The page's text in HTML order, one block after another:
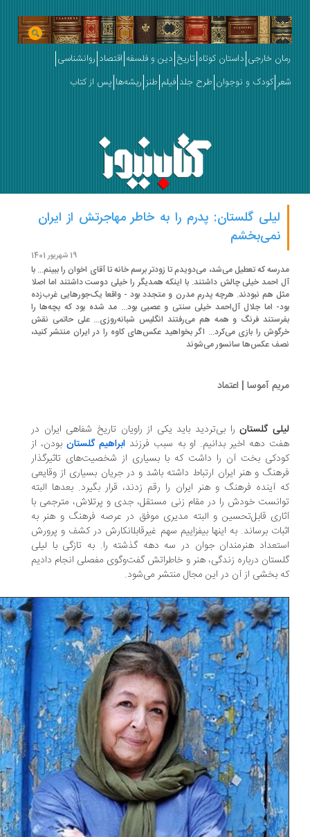
خارجی داستان کوتاه تاریخ دین و فلسفه اقتصاد روانشناسی
کودک و نوجوان طرح جلد فیلم طنز ریشه‌ها پس از کتاب
لیلی گلستان: پدرم را به خاطر مهاجرتش از ایران
نمی‌بخشم
که تعطیل می‌شد، می‌دویدم تا زودتر برسم خانه تا آقای اخوان را ببینم... با
احمد خیلی چالش داشتند. با اینکه همدیگر را خیلی دوست داشتند اما اصلا
هم نبودند. هرچه پدرم مدرن و متجدد بود - واقعا یک‌جورهایی غرب‌زده
اما جلال آل‌احمد خیلی سنتی و عصبی بود... مد شده بود که بچه‌ها را
فرنگ و همه هم می‌رفتند انگلیس شبانه‌روزی... علی حاتمی نقش
را بازی می‌کرد... اگر بخواهید عکس‌های کاوه را در ایران منتشر کنید،
عکس‌ها سانسور می‌شوند
آموسا | اعتماد
گلستانرا بی‌تردید باید یکی از راویان تاریخ شفاهی ایران در
دهه اخیر بدانیم. او به سبب فرزند ابراهیم گلستانبودن، از
بخت آن را داشت که با بسیاری از شخصیت‌های تاثیرگذار
و هنر ایران ارتباط داشته باشد و در جریان بسیاری از وقایعی
آینده فرهنگ و هنر ایران را رقم زدند، قرار بگیرد. بعدها البته
خودش را در مقام زنی مستقل، جدی و پرتلاش، مترجمی با
قابل‌تحسین و البته مدیری موفق در عرصه فرهنگ و هنر به
اثبات برساند. به اینها بیفزاییم سهم غیرقابل‎انکارش در کشف و پرورش
هنرمندان جوان در سه دهه گذشته را. به تازگی با لیلی
درباره زندگی، هنر و خاطراتش گفت‌وگوی مفصلی انجام دادیم
بخشی از آن در این‌ مجال منتشر می‌شود.